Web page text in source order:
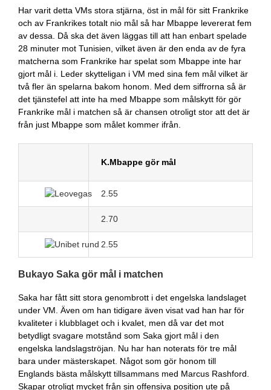
Har varit detta VMs stora stjärna, öst in mål för sitt Frankrike
och av Frankrikes totalt nio mål så har Mbappe levererat fem
av dessa. Då ska det även läggas till att han enbart spelade
28 minuter mot Tunisien, vilket även är den enda av de fyra
matcherna som Frankrike har spelat som Mbappe inte har
gjort mål i. Leder skytteligan i VM med sina fem mål vilket är
två fler än spelarna bakom honom. Med dem siffrorna så är
det tjänstefel att inte ha med Mbappe som målskytt för gör
Frankrike mål i matchen så är chansen otroligt stor att det är
från just Mbappe som målet kommer ifrån.
K.Mbappe gör mål
2.55
2.70
2.55
Bukayo Saka gör mål i matchen
Saka har fått sitt stora genombrott i det engelska landslaget
under VM. Även om han tidigare även visat vad han har för
kvaliteter i klubblaget och i kvalet, men då var det mot
betydligt svagare motstånd som Saka gjort mål i den
engelska landslagströjan. Nu har han noterats för tre mål
bara under mästerskapet. Något som gör honom till
Englands bästa målskytt tillsammans med Marcus Rashford.
Skapar otroligt mycket från sin offensiva position ute på